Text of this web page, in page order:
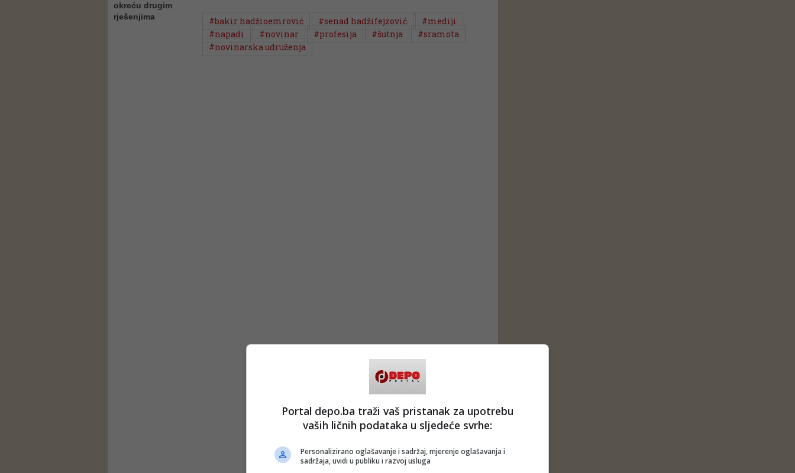
okreću drugim
rješenjima
#bakir hadžioemrović #senad hadžifejzović
#mediji
#napadi
#novinar #profesija #šutnja
#sramota
#novinarska udruženja
Portal depo.ba traži vaš pristanak za upotrebu
vaših ličnih podataka u sljedeće svrhe:
Personalizirano oglašavanje i sadržaj, mjerenje oglašavanja i
sadržaja, uvidi u publiku i razvoj usluga